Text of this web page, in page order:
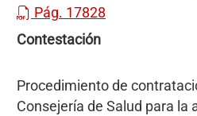
Pág. 17828
Contestación
Procedimiento de
Consejería de Salud para la